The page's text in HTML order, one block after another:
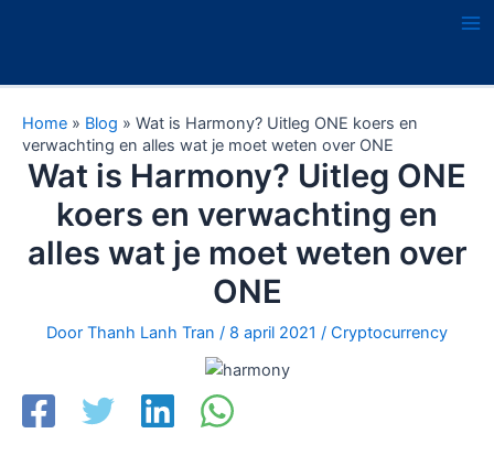
inhoud
Home » Blog » Wat is Harmony? Uitleg ONE koers en
verwachting en alles wat je moet weten over ONE
Wat is Harmony? Uitleg ONE
koers en verwachting en
alles wat je moet weten over
ONE
Door Thanh Lanh Tran / 8 april 2021 / Cryptocurrency